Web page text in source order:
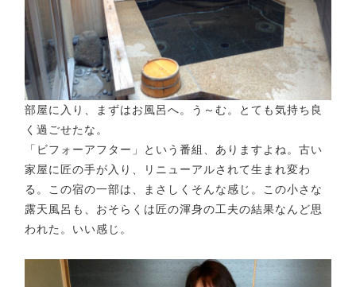
部屋に入り、まずはお風呂へ。う～む。とても気持ち良
く過ごせたな。
「ビフォーアフター」という番組、ありますよね。古い
家屋に匠の手が入り、リニューアルされて生まれ変わ
る。この宿の一部は、まさしくそんな感じ。この小さな
露天風呂も、おそらくは匠の渾身の工夫の結果なんど思
われた。いい感じ。